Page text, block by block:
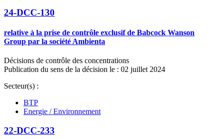
24-DCC-130
relative à la prise de contrôle exclusif de Babcock Wanson
Group par la société Ambienta
Décisions de contrôle des concentrations
Publication du sens de la décision le : 02 juillet 2024
Secteur(s) :
BTP
Energie / Environnement
22-DCC-233